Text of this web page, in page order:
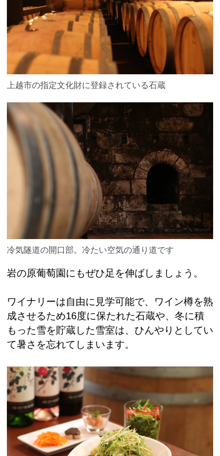
上越市の指定文化財に登録されている石蔵
冷気隧道の開口部。冷たい空気の通り道です
岩の原葡萄園にもぜひ足を伸ばしましょう。
ワイナリーは自由に見学可能で、ワイン樽を熟
成させるため16度に保たれた石蔵や、冬に積
もった雪を貯蔵した雪室は、ひんやりとしてい
て暑さを忘れてしまいます。